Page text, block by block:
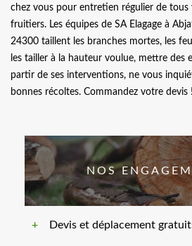
chez vous pour entretien régulier de tous
fruitiers. Les équipes de SA Elagage à
24300 taillent les branches mortes, les
les tailler à la hauteur voulue, mettre des
partir de ses interventions, ne vous
bonnes récoltes. Commandez votre devis !
NOS
Devis et déplacement